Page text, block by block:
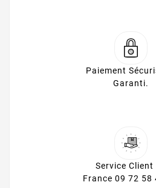
Paiement
Garanti.
Service Client
France 09 72 58